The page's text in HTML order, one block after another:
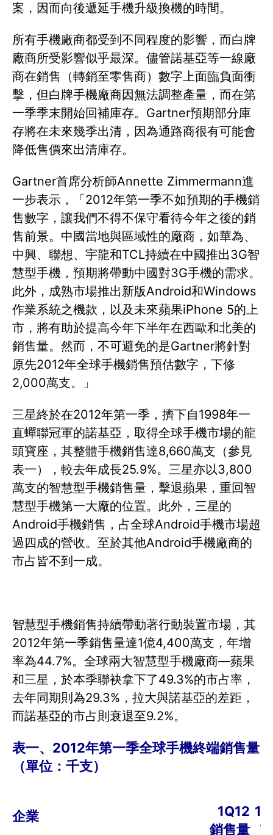
案，因而向後遞延手機升級換機的時間。
所有手機廠商都受到不同程度的影響，而白牌
廠商所受影響似乎最深。儘管諾基亞等一線廠
商在銷售（轉銷至零售商）數字上面臨負面衝
擊，但白牌手機廠商因無法調整產量，而在第
一季季末開始回補庫存。Gartner預期部分庫
存將在未來幾季出清，因為通路商很有可能會
降低售價來出清庫存。
Gartner首席分析師Annette Zimmermann進
一步表示，「2012年第一季不如預期的手機銷
售數字，讓我們不得不保守看待今年之後的銷
售前景。中國當地與區域性的廠商，如華為、
中興、聯想、宇龍和TCL持續在中國推出3G智
慧型手機，預期將帶動中國對3G手機的需求。
此外，成熟市場推出新版Android和Windows
作業系統之機款，以及未來蘋果iPhone 5的上
市，將有助於提高今年下半年在西歐和北美的
銷售量。然而，不可避免的是Gartner將針對
原先2012年全球手機銷售預估數字，下修
2,000萬支。」
三星終於在2012年第一季，擠下自1998年一
直蟬聯冠軍的諾基亞，取得全球手機市場的龍
頭寶座，其整體手機銷售達8,660萬支（參見
表一），較去年成長25.9%。三星亦以3,800
萬支的智慧型手機銷售量，擊退蘋果，重回智
慧型手機第一大廠的位置。此外，三星的
Android手機銷售，占全球Android手機市場超
過四成的營收。至於其他Android手機廠商的
市占皆不到一成。
智慧型手機銷售持續帶動著行動裝置市場，其
2012年第一季銷售量達1億4,400萬支，年增
率為44.7%。全球兩大智慧型手機廠商—蘋果
和三星，於本季聯袂拿下了49.3%的市占率，
去年同期則為29.3%，拉大與諾基亞的差距，
而諾基亞的市占則衰退至9.2%。
表一、 2012年第一季全球手機終端銷售量
（單位：千支）
企業
1Q12
銷售量